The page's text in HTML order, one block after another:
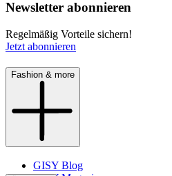
Newsletter abonnieren
Regelmäßig Vorteile sichern!
Jetzt abonnieren
Fashion & more
GISY Blog